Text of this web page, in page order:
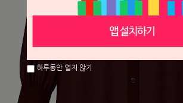
하루동안 열지 않기